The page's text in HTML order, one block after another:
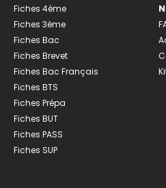
Fiches 4ème
Fiches 3ème
Fiches Bac
Fiches Brevet
Fiches Bac Français
Fiches BTS
Fiches Prépa
Fiches BUT
Fiches PASS
Fiches SUP